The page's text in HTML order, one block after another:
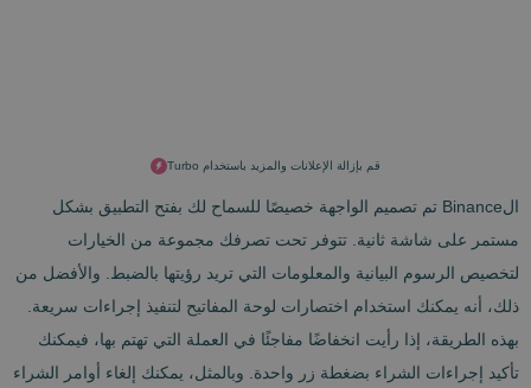
قم بإزالة الإعلانات والمزيد باستخدام Turbo
الBinance تم تصميم الواجهة خصيصًا للسماح لك بفتح التطبيق بشكل
مستمر على شاشة ثانية. تتوفر تحت تصرفك مجموعة من الخيارات
لتخصيص الرسوم البيانية والمعلومات التي تريد رؤيتها بالضبط. والأفضل من
ذلك، أنه يمكنك استخدام اختصارات لوحة المفاتيح لتنفيذ إجراءات سريعة.
بهذه الطريقة، إذا رأيت انخفاضًا مفاجئًا في العملة التي تهتم بها، فيمكنك
تأكيد إجراءات الشراء بضغطة زر واحدة. وبالمثل، يمكنك إلغاء أوامر الشراء